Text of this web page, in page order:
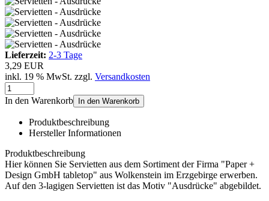
Lieferzeit: 2-3 Tage
3,29 EUR
inkl. 19 % MwSt. zzgl. Versandkosten
In den Warenkorb In den Warenkorb
Produktbeschreibung
Hersteller Informationen
Produktbeschreibung
Hier können Sie Servietten aus dem Sortiment der Firma "Paper +
Design GmbH tabletop" aus Wolkenstein im Erzgebirge erwerben.
Auf den 3-lagigen Servietten ist das Motiv "Ausdrücke" abgebildet.